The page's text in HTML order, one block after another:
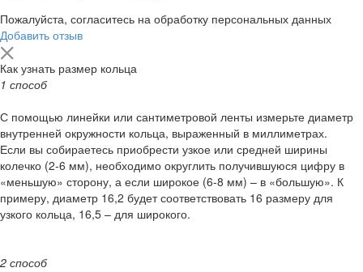
Пожалуйста, согласитесь на обработку персональных данных
Добавить отзыв
Как узнать размер кольца
1 способ
С помощью линейки или сантиметровой ленты измерьте диаметр
внутренней окружности кольца, выраженный в миллиметрах.
Если вы собираетесь приобрести узкое или средней ширины
колечко (2-6 мм), необходимо округлить получившуюся цифру в
«меньшую» сторону, а если широкое (6-8 мм) – в «большую». К
примеру, диаметр 16,2 будет соответствовать 16 размеру для
узкого кольца, 16,5 – для широкого.
2 способ